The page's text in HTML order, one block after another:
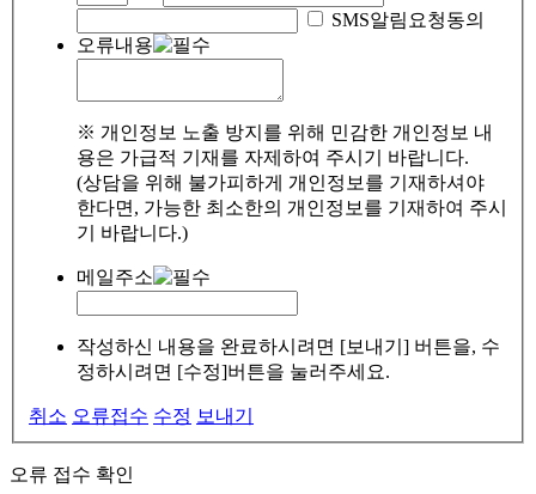
SMS알림요청동의
오류내용
※ 개인정보 노출 방지를 위해 민감한 개인정보 내
용은 가급적 기재를 자제하여 주시기 바랍니다.
(상담을 위해 불가피하게 개인정보를 기재하셔야
한다면, 가능한 최소한의 개인정보를 기재하여 주시
기 바랍니다.)
메일주소
작성하신 내용을 완료하시려면 [보내기] 버튼을, 수
정하시려면 [수정]버튼을 눌러주세요.
취소 오류접수 수정 보내기
오류 접수 확인